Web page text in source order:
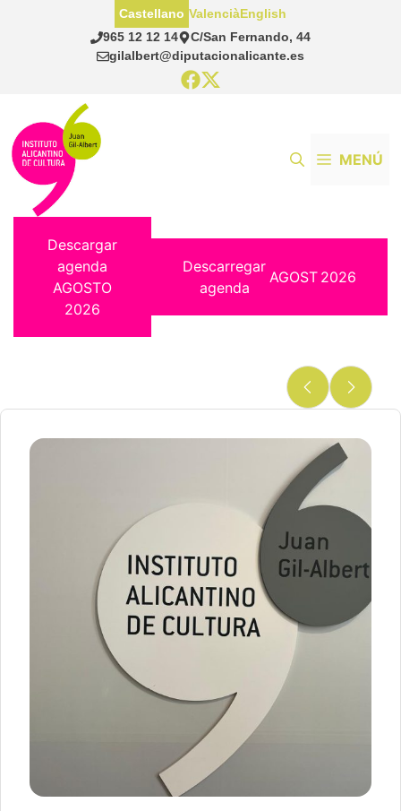
965 12 12 14
C/San Fernando, 44
gilalbert@diputacionalicante.es
Castellano ValenciàEnglish
MENÚ
Descargar
agenda
AGOSTO
2026
Descarregar
agenda
AGOST 2026